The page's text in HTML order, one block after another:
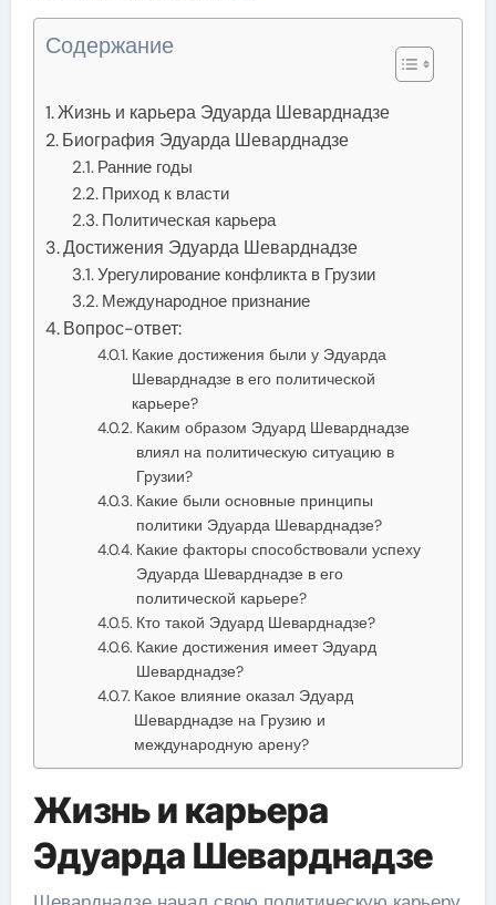
Содержание
Жизнь и карьера Эдуарда Шеварднадзе
Биография Эдуарда Шеварднадзе
Ранние годы
Приход к власти
Политическая карьера
Достижения Эдуарда Шеварднадзе
Урегулирование конфликта в Грузии
Международное признание
Вопрос-ответ:
Какие достижения были у Эдуарда
Шеварднадзе в его политической
карьере?
Каким образом Эдуард Шеварднадзе
влиял на политическую ситуацию в
Грузии?
Какие были основные принципы
политики Эдуарда Шеварднадзе?
Какие факторы способствовали успеху
Эдуарда Шеварднадзе в его
политической карьере?
Кто такой Эдуард Шеварднадзе?
Какие достижения имеет Эдуард
Шеварднадзе?
Какое влияние оказал Эдуард
Шеварднадзе на Грузию и
международную арену?
Жизнь и карьера
Эдуарда Шеварднадзе